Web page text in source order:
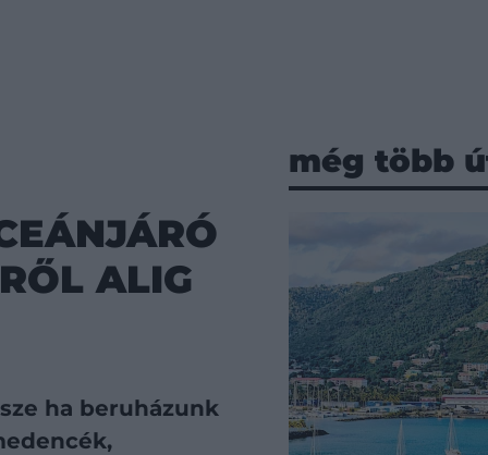
ALIG
ha beruházunk
még több